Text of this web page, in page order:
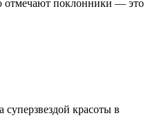
отмечают поклонники — это
красоты в